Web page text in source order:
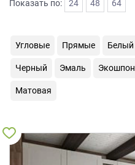
Показать по: 24 48 64
Угловые Прямые Белый
Черный Эмаль Экошпон
Матовая
данных,
также
Согласие
данных
метрическими